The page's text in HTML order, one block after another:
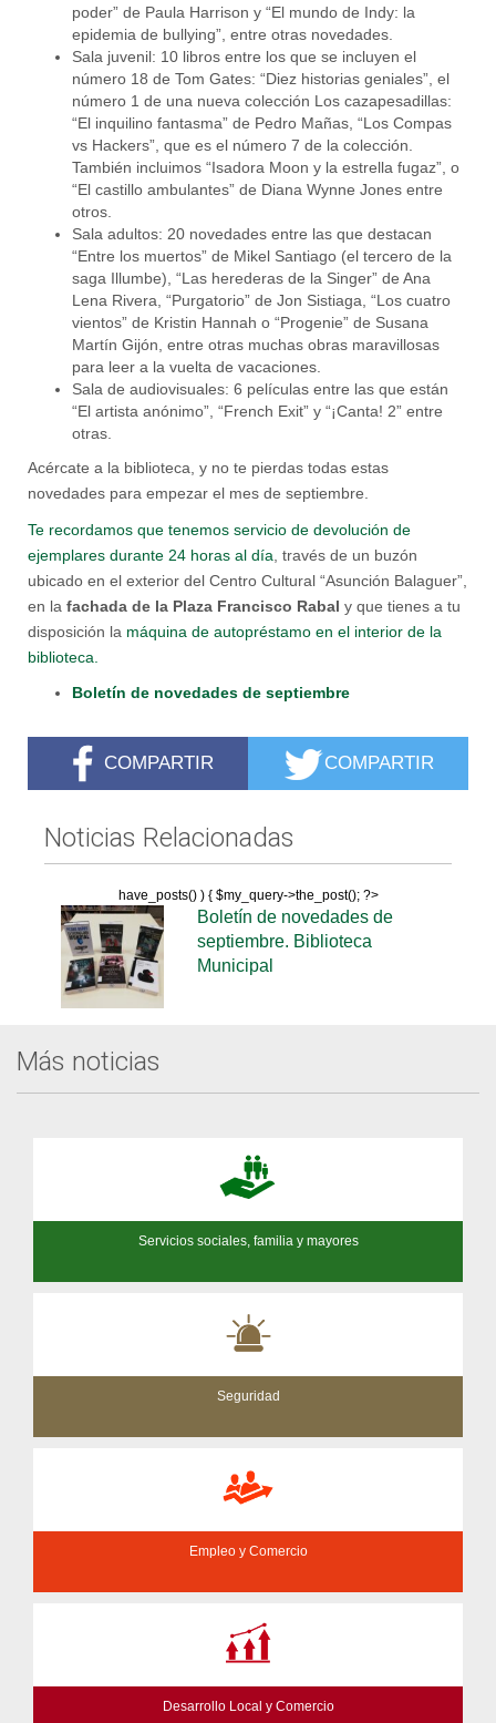
poder” de Paula Harrison y “El mundo de Indy: la
epidemia de bullying”, entre otras novedades.
Sala juvenil: 10 libros entre los que se incluyen el
número 18 de Tom Gates: “Diez historias geniales”, el
número 1 de una nueva colección Los cazapesadillas:
“El inquilino fantasma” de Pedro Mañas, “Los Compas
vs Hackers”, que es el número 7 de la colección.
También incluimos “Isadora Moon y la estrella fugaz”, o
“El castillo ambulantes” de Diana Wynne Jones entre
otros.
Sala adultos: 20 novedades entre las que destacan
“Entre los muertos” de Mikel Santiago (el tercero de la
saga Illumbe), “Las herederas de la Singer” de Ana
Lena Rivera, “Purgatorio” de Jon Sistiaga, “Los cuatro
vientos” de Kristin Hannah o “Progenie” de Susana
Martín Gijón, entre otras muchas obras maravillosas
para leer a la vuelta de vacaciones.
Sala de audiovisuales: 6 películas entre las que están
“El artista anónimo”, “French Exit” y “¡Canta! 2” entre
otras.
Acércate a la biblioteca, y no te pierdas todas estas
novedades para empezar el mes de septiembre.
Te recordamos que tenemos servicio de devolución de
ejemplares durante 24 horas al día , través de un buzón
ubicado en el exterior del Centro Cultural “Asunción Balaguer”,
en la fachada de la Plaza Francisco Rabal y que tienes a tu
disposición la máquina de autopréstamo en el interior de la
biblioteca.
Boletín de novedades de septiembre
COMPARTIR COMPARTIR
Noticias Relacionadas
have_posts() ) { $my_query->the_post(); ?>
Boletín de novedades de
septiembre. Biblioteca
Municipal
Más noticias
Servicios sociales, familia y mayores
Seguridad
Empleo y Comercio
Desarrollo Local y Comercio